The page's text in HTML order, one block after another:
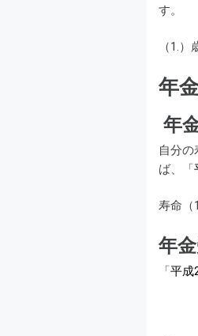
す。
（1.
年
年
自分
ば、「
寿命（
年
「平成